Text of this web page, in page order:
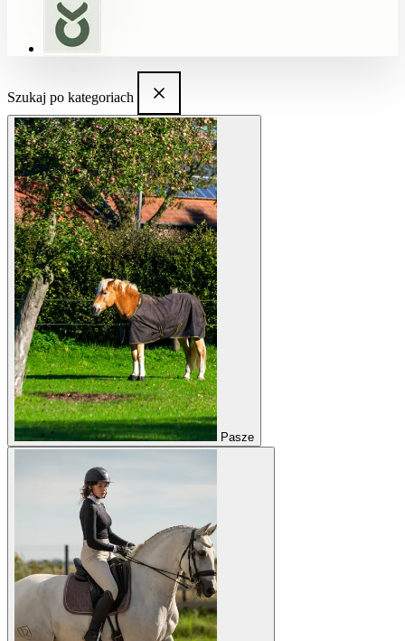
Szukaj po kategoriach
Pasze